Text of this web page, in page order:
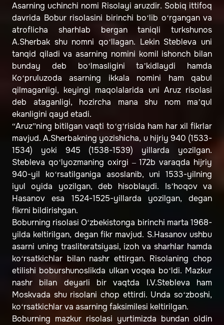
Asarning uchinchi nomi Risolayi aruzdir. Sobiq ittifoq
davrida Bobur risolasini birinchi bo‘lib o‘rgangan va
atroflicha sharhlab bergan taniqli turkshunos
A.Sherbak shu nomni qo‘llagan. Lekin Stebleva uni
tanqid qiladi va asarning nomini komil ishonch bilan
bunday deb bo‘lmasligini ta’kidlaydi hamda
Ko‘pruluzoda asarning ikkala nomini ham qabul
qilmaganligi, keyingi maqolalarida uni Aruz risolasi
deb ataganligi, hozircha mana shu nom ma’qul
ekanligini qayd etadi.
“Aruz”ning bitilgan vaqti to‘g‘risida ham har xil fikrlar
mavjud. A.Sherbakning yozishicha, u hijriy 940 (1533-
1534) yoki 945 (1538-1539) yillarda yozilgan.
Stebleva qo‘lyozmaning oxirgi – 172b varaqda hijriy
940-yil ko‘rsatilganiga asoslanib, uni 1533-yilning
iyul oyida yozilgan, deb hisoblaydi. Is’hoqov va
Hasanov esa 1524-1525-yillarda yozilgan, degan
fikrni bildirishgan.
Boburning risolasi O‘zbekistonga birinchi marta 1968-
yilda keltirilgan, degan fikr mavjud. S.Hasanov ushbu
asarni uning trasliteratsiyasi, izoh va sharhlar hamda
ko‘rsatkichlar bilan nashr ettirgan. Risolaning chop
etilishi boburshunoslikda ulkan voqea bo‘ldi. Mazkur
nashr bilan deyarli bir vaqtda I.V.Stebleva ham
Moskvada shu risolani chop ettirdi. Unda so‘zboshi,
ko‘rsatkichlar va asarning faksimilesi keltirilgan.
Boburning mazkur risolasi yurtimizda bundan oldin